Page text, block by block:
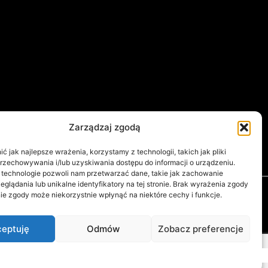
Zarządzaj zgodą
jak najlepsze wrażenia, korzystamy z technologii, takich jak pliki
i/lub uzyskiwania dostępu do informacji o urządzeniu.
pozwoli nam przetwarzać dane, takie jak zachowanie
lub unikalne identyfikatory na tej stronie. Brak wyrażenia zgody
zgody może niekorzystnie wpłynąć na niektóre cechy i funkcje.
Odmów Zobacz preferencje